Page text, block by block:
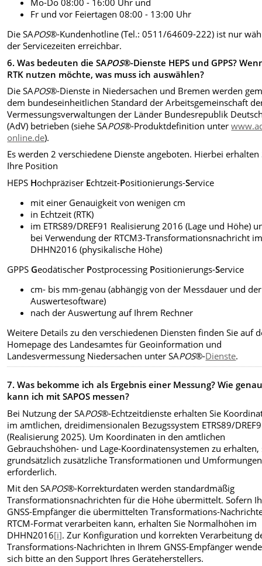
Mo-Do 08:00 - 16:00 Uhr und
Fr und vor Feiertagen 08:00 - 13:00 Uhr
Die SAPOS®-Kundenhotline (Tel.: 0511/64609-222) ist nur
der Servicezeiten erreichbar.
6. Was bedeuten die SAPOS®-Dienste HEPS und GPPS?
RTK nutzen möchte, was muss ich auswählen?
Die SAPOS®-Dienste in Niedersachen und Bremen werden
dem bundeseinheitlichen Standard der Arbeitsgemeinschaft
Vermessungsverwaltungen der Länder Bundesrepublik
(AdV) betrieben (siehe SAPOS®-Produktdefinition unter
online.de).
Es werden 2 verschiedene Dienste angeboten. Hierbei erhalten
Ihre Position
HEPS Hochpräziser Echtzeit-Positionierungs-Service
mit einer Genauigkeit von wenigen cm
in Echtzeit (RTK)
im ETRS89/DREF91 Realisierung 2016 (Lage und Höhe)
bei Verwendung der RTCM3-Transformationsnachricht
DHHN2016 (physikalische Höhe)
GPPS Geodätischer Postprocessing Positionierungs-Service
cm- bis mm-genau (abhängig von der Messdauer und der
Auswertesoftware)
nach der Auswertung auf Ihrem Rechner
Weitere Details zu den verschiedenen Diensten finden Sie auf
Homepage des Landesamtes für Geoinformation und
Landesvermessung Niedersachen unter SAPOS®-Dienste.
7. Was bekomme ich als Ergebnis einer Messung? Wie
kann ich mit SAPOS messen?
Bei Nutzung der SAPOS®-Echtzeitdienste erhalten Sie
im amtlichen, dreidimensionalen Bezugssystem ETRS89/
(Realisierung 2025). Um Koordinaten in den amtlichen
Gebrauchshöhen- und Lage-Koordinatensystemen zu erhalten,
grundsätzlich zusätzliche Transformationen und Umformungen
erforderlich.
Mit den SAPOS®-Korrekturdaten werden standardmäßig
Transformationsnachrichten für die Höhe übermittelt.Sofern
GNSS-Empfänger die übermittelten Transformations-
RTCM-Format verarbeiten kann, erhalten Sie Normalhöhen im
DHHN2016[i]. Zur Konfiguration und korrekten Verarbeitung
Transformations-Nachrichten in Ihrem GNSS-Empfänger
sich bitte an den Support Ihres Geräteherstellers.